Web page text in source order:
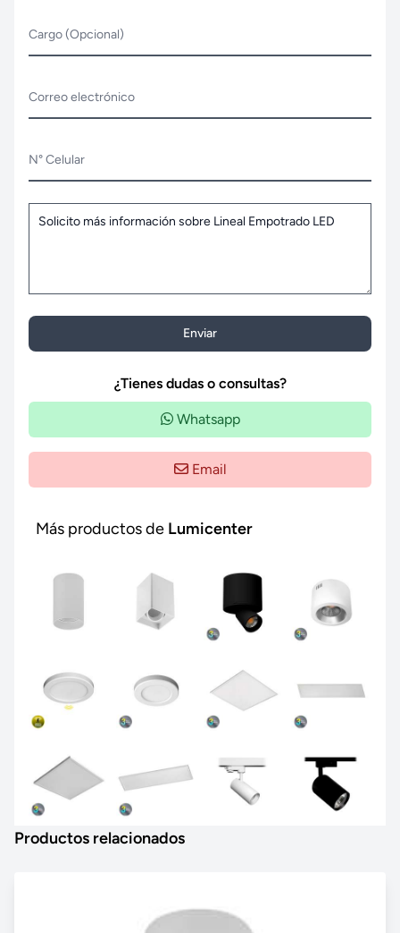
Cargo (Opcional)
Correo electrónico
N° Celular
Enviar
¿Tienes dudas o consultas?
Whatsapp
Email
Más productos de Lumicenter
Productos relacionados